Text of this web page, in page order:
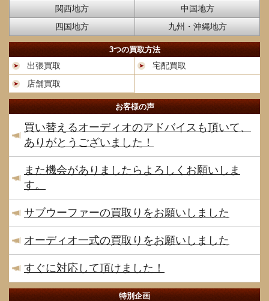
関西地方
中国地方
四国地方
九州・沖縄地方
3つの買取方法
出張買取
宅配買取
店舗買取
お客様の声
買い替えるオーディオのアドバイスも頂いて、
ありがとうございました！
また機会がありましたらよろしくお願いしま
す。
サブウーファーの買取りをお願いしました
オーディオ一式の買取りをお願いしました
すぐに対応して頂けました！
特別企画